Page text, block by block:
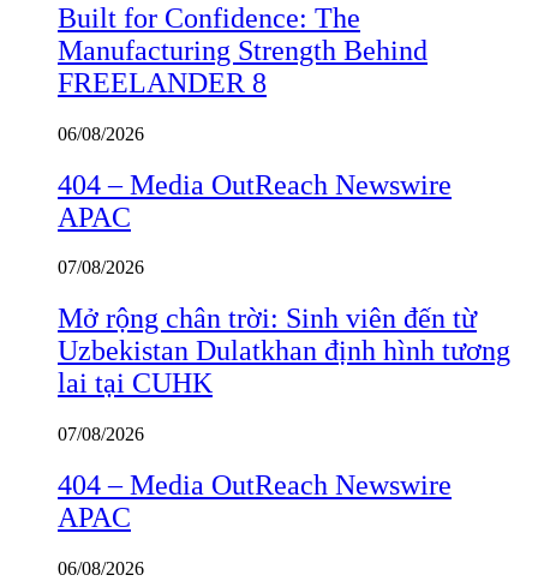
Built for Confidence: The
Manufacturing Strength Behind
FREELANDER 8
06/08/2026
404 – Media OutReach Newswire
APAC
07/08/2026
Mở rộng chân trời: Sinh viên đến từ
Uzbekistan Dulatkhan định hình tương
lai tại CUHK
07/08/2026
404 – Media OutReach Newswire
APAC
06/08/2026